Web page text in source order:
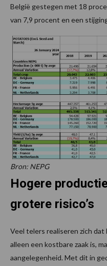
België gestegen met 18
van 7,9 procent en een
Bron: NEPG
Hogere
grotere risico’s
Veel telers realiseren zich
alleen een kostbare zaak is,
aangelegenheid. Met dit in